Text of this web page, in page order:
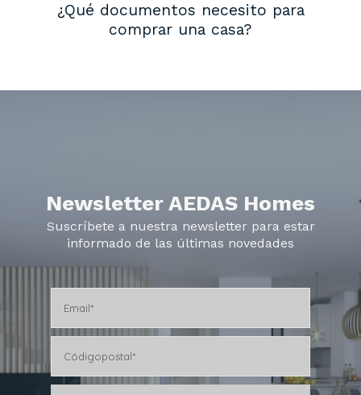
¿Qué documentos necesito para
comprar una casa?
Newsletter AEDAS Homes
Suscríbete a nuestra newsletter para estar
informado de las últimas novedades